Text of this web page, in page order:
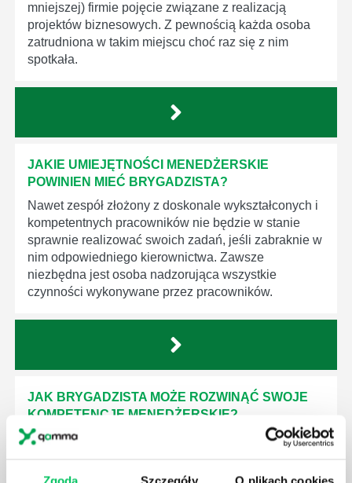
Zgoda Szczegóły O plikach cookies
mniejszej) firmie pojęcie związane z realizacją
projektów biznesowych. Z pewnością każda osoba
zatrudniona w takim miejscu choć raz się z nim
spotkała.
JAKIE UMIEJĘTNOŚCI MENEDŻERSKIE
POWINIEN MIEĆ BRYGADZISTA?
Nawet zespół złożony z doskonale wykształconych i
kompetentnych pracowników nie będzie w stanie
sprawnie realizować swoich zadań, jeśli zabraknie w
nim odpowiedniego kierownictwa. Zawsze
niezbędna jest osoba nadzorująca wszystkie
czynności wykonywane przez pracowników.
JAK BRYGADZISTA MOŻE ROZWINĄĆ SWOJE
KOMPETENCJE MENEDŻERSKIE?
Menedżer to niezwykle ważne stanowisko w każdej
za realizację działań podległych mu osób oraz